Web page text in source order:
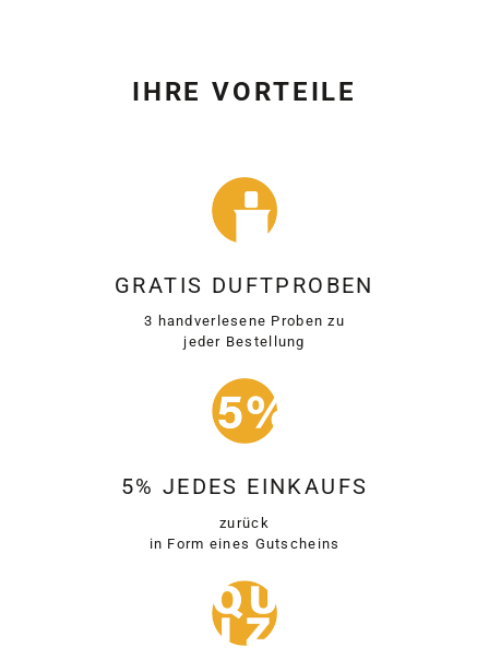
IHRE VORTEILE
GRATIS DUFTPROBEN
3 handverlesene Proben zu
jeder Bestellung
5% JEDES EINKAUFS
zurück
in Form eines Gutscheins